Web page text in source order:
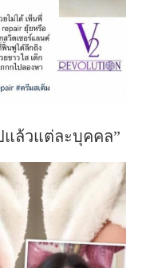
แล้วแต่ละบุคคล”